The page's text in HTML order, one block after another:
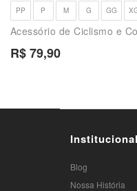
PP P M G GG
Acessório de Ciclismo e
R$ 79,90
Institucional
Blog
Nossa História